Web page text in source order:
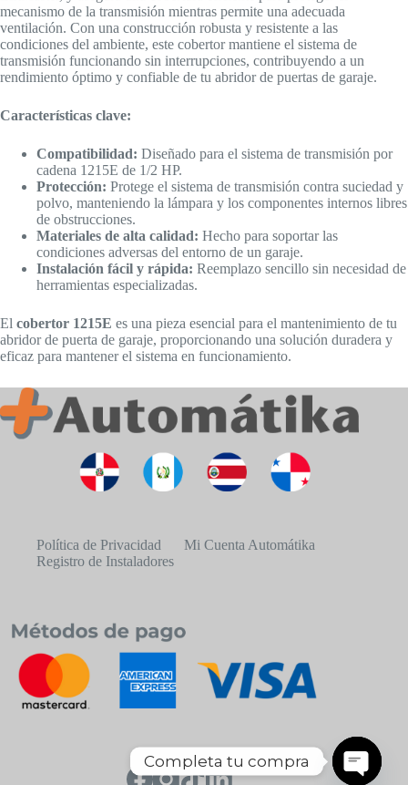
mecanismo de la transmisión mientras permite una adecuada
ventilación. Con una construcción robusta y resistente a las
condiciones del ambiente, este cobertor mantiene el sistema de
transmisión funcionando sin interrupciones, contribuyendo a un
rendimiento óptimo y confiable de tu abridor de puertas de garaje.
Características clave:
Compatibilidad: Diseñado para el sistema de transmisión por
cadena 1215E de 1/2 HP.
Protección: Protege el sistema de transmisión contra suciedad y
polvo, manteniendo la lámpara y los componentes internos libres
de obstrucciones.
Materiales de alta calidad: Hecho para soportar las
condiciones adversas del entorno de un garaje.
Instalación fácil y rápida: Reemplazo sencillo sin necesidad de
herramientas especializadas.
El cobertor 1215E es una pieza esencial para el mantenimiento de tu
abridor de puerta de garaje, proporcionando una solución duradera y
eficaz para mantener el sistema en funcionamiento.
Política de Privacidad
Mi Cuenta Automátika
Registro de Instaladores
Completa tu compra